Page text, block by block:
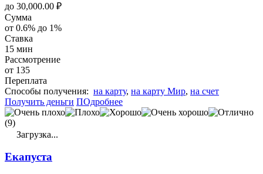
до 30,000.00 ₽
Сумма
от 0.6% до 1%
Ставка
15 мин
Рассмотрение
от 135
Переплата
Cпособы получения: на карту, на карту Мир, на счет
Получить деньги ПОдробнее
(9)
Загрузка...
Екапуста